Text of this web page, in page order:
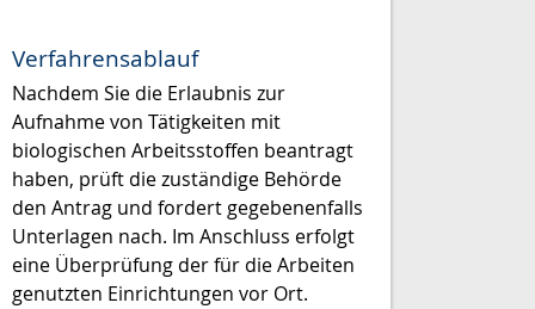
Verfahrensablauf
Nachdem Sie die Erlaubnis zur
Aufnahme von Tätigkeiten mit
biologischen Arbeitsstoffen beantragt
haben, prüft die zuständige Behörde
den Antrag und fordert gegebenenfalls
Unterlagen nach. Im Anschluss erfolgt
eine Überprüfung der für die Arbeiten
genutzten Einrichtungen vor Ort.